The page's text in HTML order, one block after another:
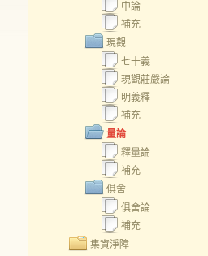
中論
補充
現觀
七十義
現觀莊嚴論
明義釋
補充
量論
釋量論
補充
俱舍
俱舍論
補充
集資淨障